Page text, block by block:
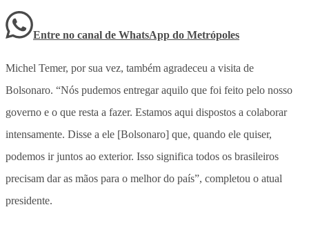
Entre no canal de WhatsApp do Metrópoles
Michel Temer, por sua vez, também agradeceu a visita de
Bolsonaro. “Nós pudemos entregar aquilo que foi feito pelo nosso
governo e o que resta a fazer. Estamos aqui dispostos a colaborar
intensamente. Disse a ele [Bolsonaro] que, quando ele quiser,
podemos ir juntos ao exterior. Isso significa todos os brasileiros
precisam dar as mãos para o melhor do país”, completou o atual
presidente.